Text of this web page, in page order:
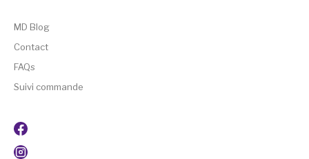
MD Blog
Contact
FAQs
Suivi commande